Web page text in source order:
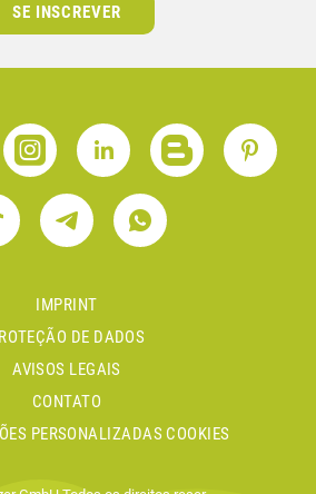
SE INSCREVER
IMPRINT
DE DADOS
AVISOS LEGAIS
CONTATO
PERSONALIZADAS COOKIES